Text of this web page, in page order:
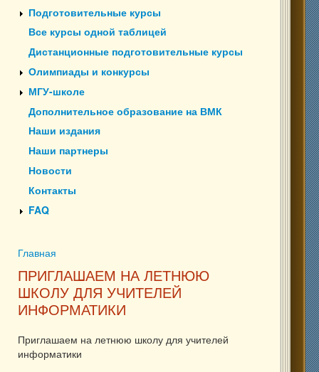
Подготовительные курсы
Все курсы одной таблицей
Дистанционные подготовительные курсы
Олимпиады и конкурсы
МГУ-школе
Дополнительное образование на ВМК
Наши издания
Наши партнеры
Новости
Контакты
FAQ
Вы здесь
Главная
ПРИГЛАШАЕМ НА ЛЕТНЮЮ
ШКОЛУ ДЛЯ УЧИТЕЛЕЙ
ИНФОРМАТИКИ
Приглашаем на летнюю школу для учителей
информатики